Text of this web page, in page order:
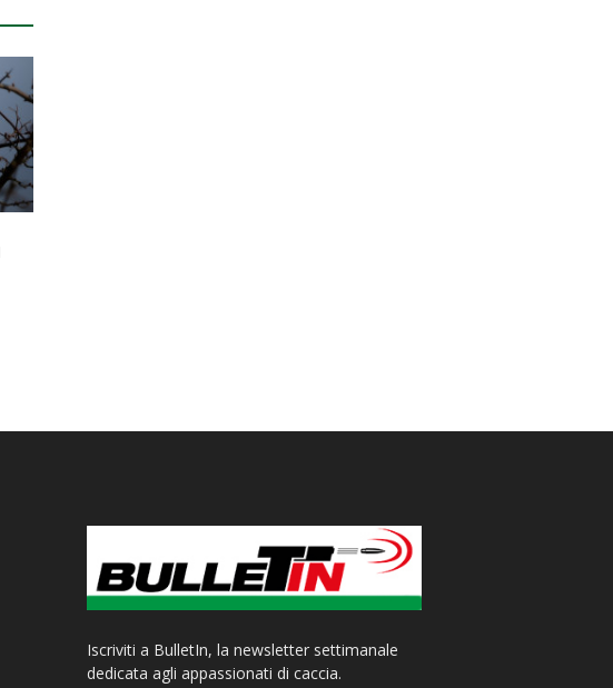
Iscriviti a BulletIn, la newsletter settimanale
dedicata agli appassionati di caccia.